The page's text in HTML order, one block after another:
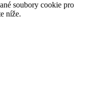
soubory cookie pro
níže.